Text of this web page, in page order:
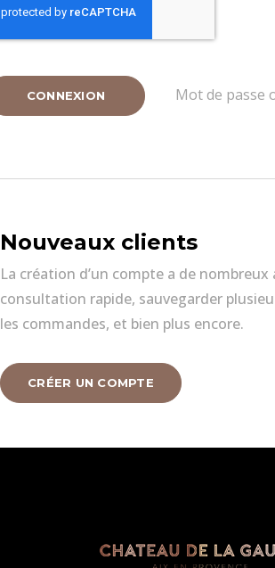
CONNEXION Mot de passe
Nouveaux clients
La création d’un compte a de nombreux
consultation rapide, sauvegarder
les commandes, et bien plus encore.
CRÉER UN COMPTE